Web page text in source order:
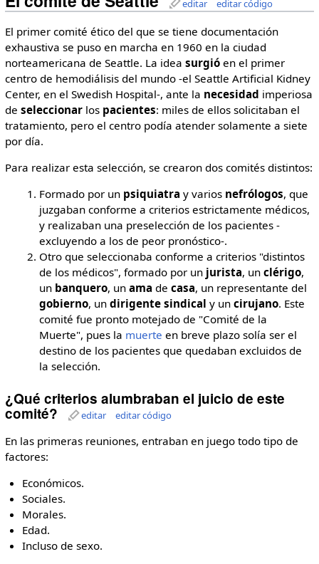
editar editar código
El primer comité ético del que se tiene documentación
exhaustiva se puso en marcha en 1960 en la ciudad
norteamericana de Seattle. La idea surgióen el primer
centro de hemodiálisis del mundo -el Seattle Artificial Kidney
Center, en el Swedish Hospital-, ante la necesidad imperiosa
de seleccionarlos pacientes: miles de ellos solicitaban el
tratamiento, pero el centro podía atender solamente a siete
por día.
Para realizar esta selección, se crearon dos comités distintos:
Formado por un psiquiatra y varios nefrólogos, que
juzgaban conforme a criterios estrictamente médicos,
y realizaban una preselección de los pacientes -
excluyendo a los de peor pronóstico-.
Otro que seleccionaba conforme a criterios "distintos
de los médicos", formado por un jurista, unclérigo,
un banquero, unama decasa, un representante del
gobierno, undirigente sindical y uncirujano. Este
comité fue pronto motejado de "Comité de la
Muerte", pues la muerte en breve plazo solía ser el
destino de los pacientes que quedaban excluidos de
la selección.
¿Qué criterios alumbraban el juicio de este
comité? editar editar código
En las primeras reuniones, entraban en juego todo tipo de
factores:
Económicos.
Sociales.
Morales.
Edad.
Incluso de sexo.